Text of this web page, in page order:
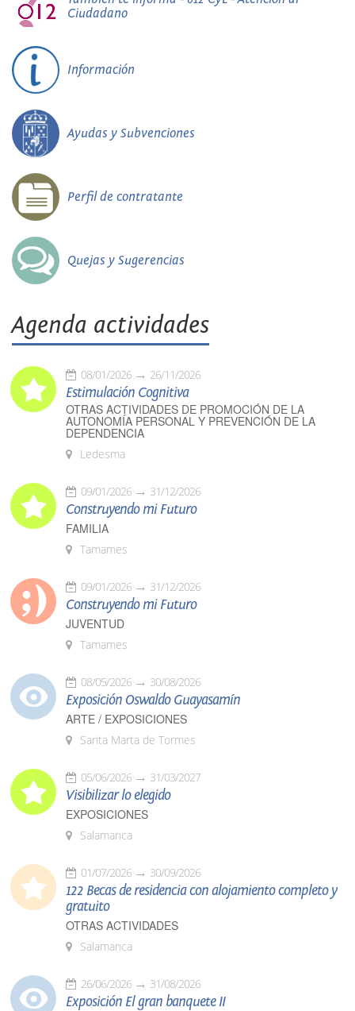
Ciudadano
Información
Ayudas y Subvenciones
Perfil de contratante
Quejas y Sugerencias
Agenda actividades
08/01/2026 26/11/2026
Estimulación Cognitiva
OTRAS ACTIVIDADES DE PROMOCIÓN DE LA
AUTONOMÍA PERSONAL Y PREVENCIÓN DE LA
DEPENDENCIA
Ledesma
09/01/2026 31/12/2026
Construyendo mi Futuro
FAMILIA
Tamames
09/01/2026 31/12/2026
Construyendo mi Futuro
JUVENTUD
Tamames
08/05/2026 30/08/2026
Exposición Oswaldo Guayasamín
ARTE / EXPOSICIONES
Santa Marta de Tormes
05/06/2026 31/03/2027
Visibilizar lo elegido
EXPOSICIONES
Salamanca
01/07/2026 30/09/2026
122 Becas de residencia con alojamiento completo y
gratuito
OTRAS ACTIVIDADES
Salamanca
26/06/2026 31/08/2026
Exposición El gran banquete II